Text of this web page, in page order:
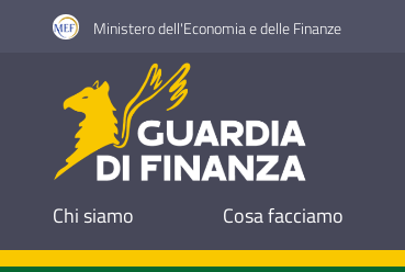
Vai al contenuto
Vai alla navigazione
Vai al footer Ministero dell'Economia e delle Finanze
Guardia di Finanza
Chi siamo Cosa facciamo